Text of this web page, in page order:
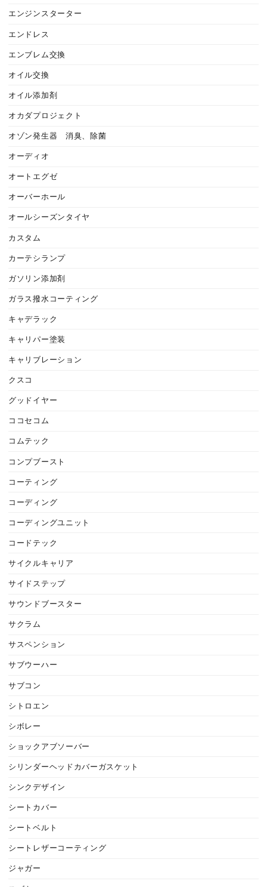
エンジンスターター
エンドレス
エンブレム交換
オイル交換
オイル添加剤
オカダプロジェクト
オゾン発生器 消臭、除菌
オーディオ
オートエグゼ
オーバーホール
オールシーズンタイヤ
カスタム
カーテシランプ
ガソリン添加剤
ガラス撥水コーティング
キャデラック
キャリパー塗装
キャリブレーション
クスコ
グッドイヤー
ココセコム
コムテック
コンプブースト
コーティング
コーディング
コーディングユニット
コードテック
サイクルキャリア
サイドステップ
サウンドブースター
サクラム
サスペンション
サブウーハー
サブコン
シトロエン
シボレー
ショックアブソーバー
シリンダーヘッドカバーガスケット
シンクデザイン
シートカバー
シートベルト
シートレザーコーティング
ジャガー